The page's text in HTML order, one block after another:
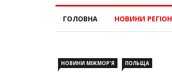
ГОЛОВНА НОВИНИ
НОВИНИ МІЖМОР'Я ПОЛЬЩА